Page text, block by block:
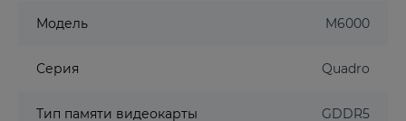
Модель M6000
Серия Quadro
Тип памяти видеокарты GDDR5